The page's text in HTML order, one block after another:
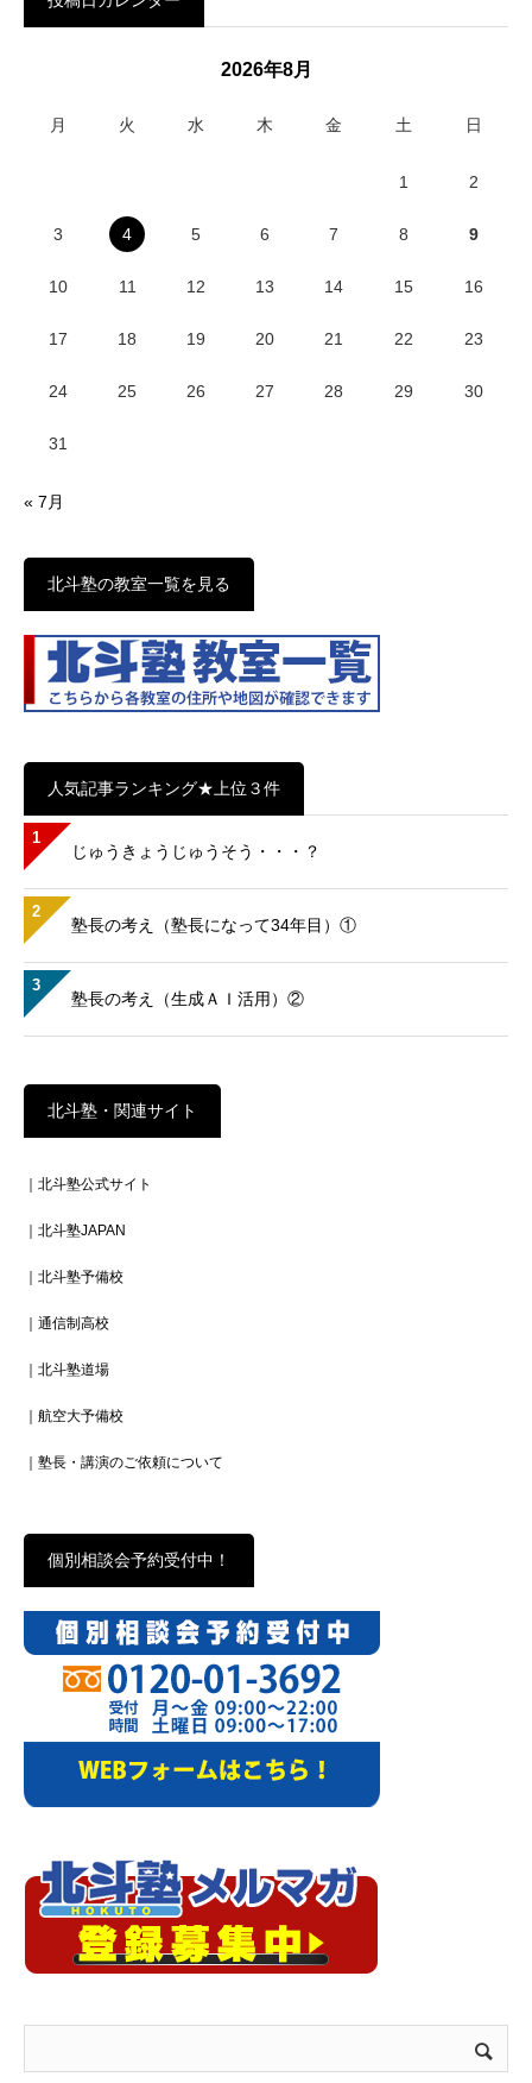
2026年8月
月 火 水 木 金 土 日
1 2
3 4 5 6 7 8 9
10 11 12 13 14 15 16
17 18 19 20 21 22 23
24 25 26 27 28 29 30
31
« 7月
北斗塾の教室一覧を見る
人気記事ランキング★上位３件
1
じゅうきょうじゅうそう・・・？
2
塾長の考え（塾長になって34年目）①
3
塾長の考え（生成ＡＩ活用）②
北斗塾・関連サイト
｜北斗塾公式サイト
｜北斗塾JAPAN
｜北斗塾予備校
｜通信制高校
｜北斗塾道場
｜航空大予備校
｜塾長・講演のご依頼について
個別相談会予約受付中！